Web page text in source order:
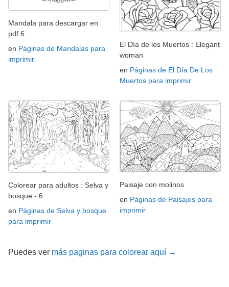
Mandala para descargar en
pdf 6
en Páginas de Mandalas para
imprimir
El Día de los Muertos : Elegant
woman
en Páginas de El Día De Los
Muertos para imprimir
Colorear para adultos : Selva y
bosque - 6
en Páginas de Selva y bosque
para imprimir
Paisaje con molinos
en Páginas de Paisajes para
imprimir
Puedes ver más paginas para colorear aquí →